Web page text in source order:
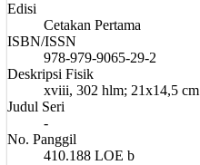
Edisi
Cetakan Pertama
ISBN/ISSN
978-979-9065-29-2
Deskripsi Fisik
xviii, 302 hlm; 21x14,5 cm
Judul Seri
-
No. Panggil
410.188 LOE b